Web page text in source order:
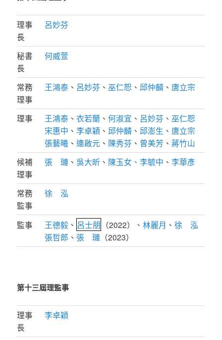
理事
長
呂妙芬
秘書
長
何威萱
常務
理事
王鴻泰 、 呂妙芬 、巫仁恕 、 邱仲麟 、 唐立宗
理事 王鴻泰 、衣若蘭 、何淑宜 、 呂妙芬 、巫仁恕
宋惠中 、李卓穎 、 邱仲麟 、 邱澎生 、 唐立宗
張藝曦 、連啟元 、 陳秀芬 、 曾美芳 、蔣竹山
候補
理事
張 璉 、 吳大昕 、 陳玉女、李毓中 、李華彥
常務
監事
徐 泓
監事 王德毅 、 呂士朋 （2022）、林麗月 、徐 泓
張哲郎 、 張 璉 （2023）
第十三屆理監事
理事
長
李卓穎